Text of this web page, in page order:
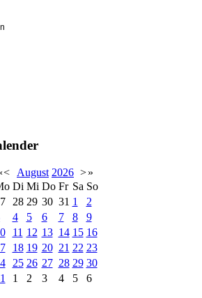
< August 2026 >»
Di Mi Do Fr Sa So
28 29 30 31 1
2
4 5 6 7 8
9
11 12 13 14 15 16
18 19 20 21 22 23
25 26 27 28 29 30
1 2 3 4 5 6